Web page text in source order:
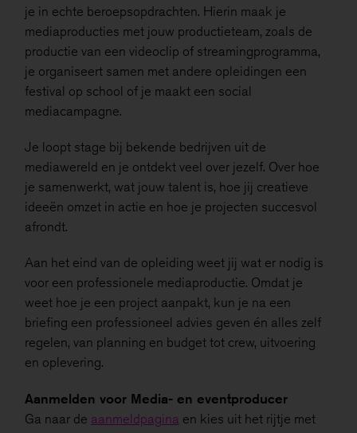
je in echte beroepsopdrachten. Hierin maak je
mediaproducties met jouw productieteam, zoals de
productie van een videoclip of streamingprogramma,
je organiseert samen met andere opleidingen een
festival op school of je maakt een social
mediacampagne.
Je loopt stage bij bekende bedrijven uit de
mediawereld en je ontdekt veel over jezelf. Over hoe
je samenwerkt, wat jouw talent is, hoe jij creatieve
ideeën omzet in actie en hoe je projecten succesvol
afrondt.
Aan het eind van de opleiding weet jij wat er nodig is
voor een professionele mediaproductie. Omdat je
weet hoe je een project aanpakt, kun je na een
briefing een professioneel advies geven én alles zelf
regelen, van planning en budget tot crew, uitvoering
en oplevering.
Aanmelden voor Media- en eventproducer
Ga naar de aanmeldpagina en kies uit het rijtje met